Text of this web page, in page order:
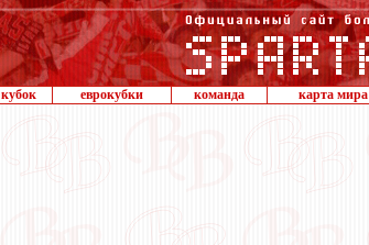
кубок еврокубки команда карта мира